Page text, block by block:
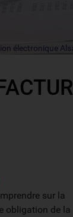
électronique
sur la
obligation de la